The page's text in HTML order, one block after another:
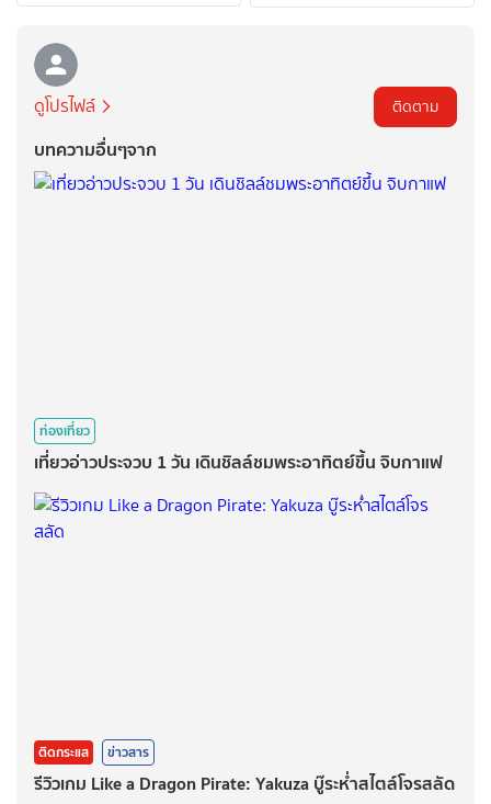
ดูโปรไฟล์ ติดตาม
บทความอื่นๆจาก
ท่องเที่ยว
เที่ยวอ่าวประจวบ 1 วัน เดินชิลล์ชมพระอาทิตย์ขึ้น จิบกาแฟ
ติดกระแส ข่าวสาร
รีวิวเกม Like a Dragon Pirate: Yakuza บู๊ระห่ำสไตล์โจรสลัด